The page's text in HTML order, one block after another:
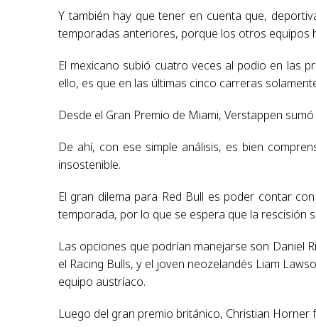
Y también hay que tener en cuenta que,
temporadas anteriores, porque los otros
El mexicano subió cuatro veces al podio en las
ello, es que en las últimas cinco carreras
Desde el Gran Premio de Miami, Verstappen
De ahí, con ese simple análisis, es bien
insostenible.
El gran dilema para Red Bull es poder contar
temporada, por lo que se espera que la rescisión
Las opciones que podrían manejarse son Daniel
el Racing Bulls, y el joven neozelandés Liam
equipo austríaco.
Luego del gran premio británico, Christian